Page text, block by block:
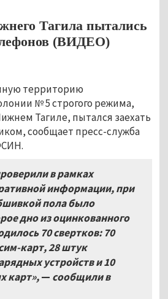
Тагила пытались
(ВИДЕО)
территорию
№ 5 строгого режима,
Тагиле, пытался заехать
сообщает пресс-служба
в рамках
информации, при
пола было
дно из оцинкованного
70 свертков: 70
карт, 28 штук
устройств и 10
карт»,— сообщили в